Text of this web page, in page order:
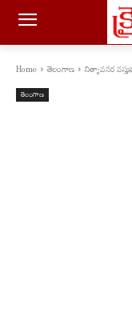
Home తెలంగాణ నిత్యావసర
తెలంగాణ